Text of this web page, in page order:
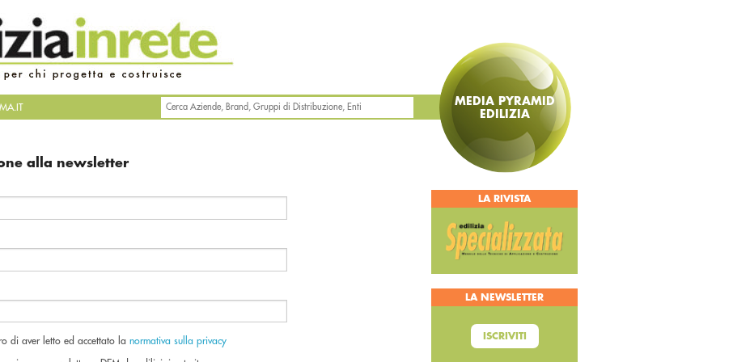
MEDIA PYRAMID
EDILIZIA
alla newsletter
di aver letto ed accettato lanormativa sulla privacy
LA RIVISTA
LA NEWSLETTER
ISCRIVITI